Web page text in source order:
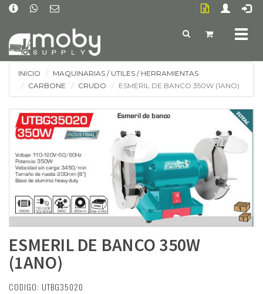
INICIO
MAQUINARIAS / UTILES / HERRAMIENTAS
CARBONE
CRUDO ESMERIL DE BANCO 350W (1ANO)
ESMERIL DE BANCO 350W
(1ANO)
CODIGO: UTBG35020